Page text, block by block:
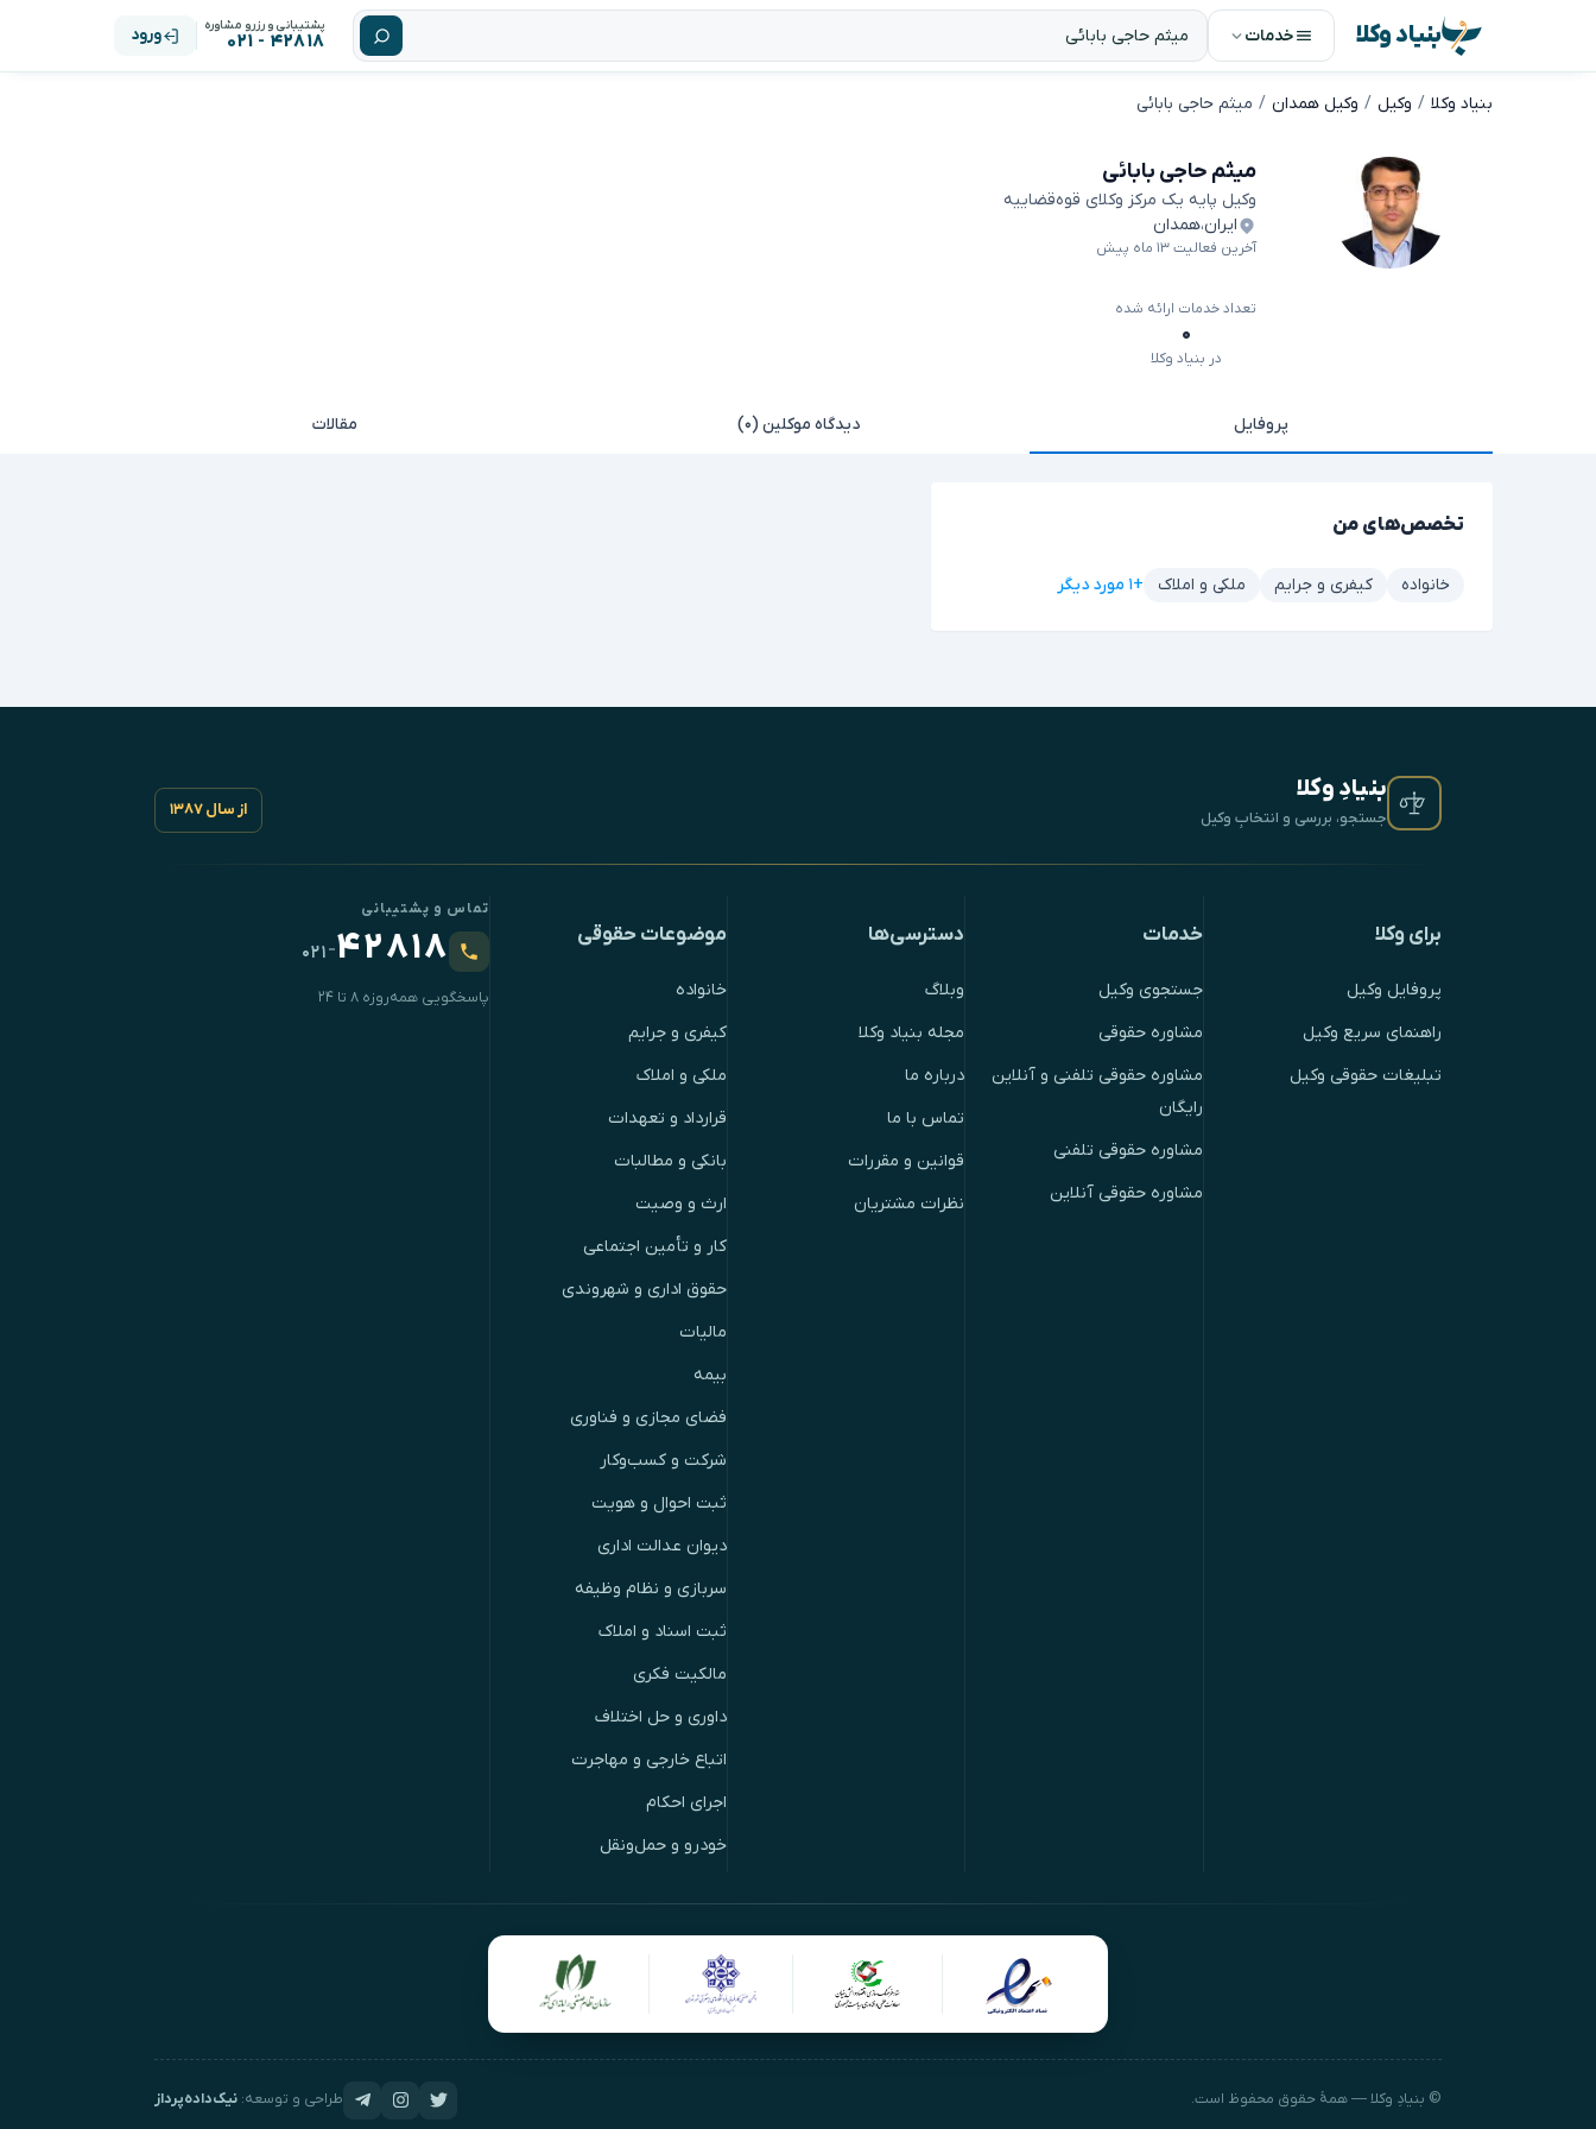
بنیاد وکلا خدمات پشتیبانی و رزرو مشاوره
۴۲۸۱۸ - ۰۲۱ ورود
بنیاد وکلا وکیل وکیل همدان میثم حاجی بابائی
میثم حاجی بابائی
وکیل پایه یک مرکز وکلای قوه‌قضاییه
ایران،همدان
آخرین فعالیت ۱۳ ماه پیش
تعداد خدمات ارائه شده
۰
در بنیاد وکلا
پروفایل دیدگاه موکلین (۰) مقالات
تخصص‌های من
خانواده کیفری و جرایم ملکی و املاک +۱ مورد دیگر
بنیادِ وکلا
جستجو، بررسی و انتخابِ وکیل از سال ۱۳۸۷
برای وکلا
پروفایل وکیل
راهنمای سریع وکیل
تبلیغات حقوقی وکیل
خدمات
جستجوی وکیل
مشاوره حقوقی
مشاوره حقوقی تلفنی و آنلاین
رایگان
مشاوره حقوقی تلفنی
مشاوره حقوقی آنلاین
دسترسی‌ها
وبلاگ
مجله بنیاد وکلا
درباره ما
تماس با ما
قوانین و مقررات
نظرات مشتریان
موضوعات حقوقی
خانواده
کیفری و جرایم
ملکی و املاک
قرارداد و تعهدات
بانکی و مطالبات
ارث و وصیت
کار و تأمین اجتماعی
حقوق اداری و شهروندی
مالیات
بیمه
فضای مجازی و فناوری
شرکت و کسب‌وکار
ثبت احوال و هویت
دیوان عدالت اداری
سربازی و نظام وظیفه
ثبت اسناد و املاک
مالکیت فکری
داوری و حل اختلاف
اتباع خارجی و مهاجرت
اجرای احکام
خودرو و حمل‌ونقل
تماس و پشتیبانی
۴۲۸۱۸-۰۲۱
پاسخگویی همه‌روزه ۸ تا ۲۴
© بنیادِ وکلا — همهٔ حقوق محفوظ است. طراحی و توسعه: نیک‌داده‌پرداز